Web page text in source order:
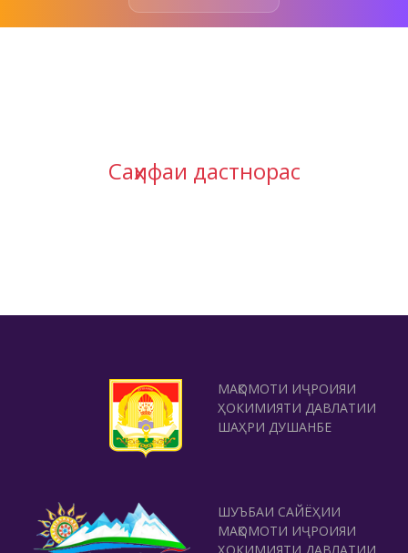
Саҳифаи дастнорас
МАҚОМОТИ ИҶРОИЯИ
ҲОКИМИЯТИ ДАВЛАТИИ
ШАҲРИ ДУШАНБЕ
ШУЪБАИ САЙЁҲИИ
МАҚОМОТИ ИҶРОИЯИ